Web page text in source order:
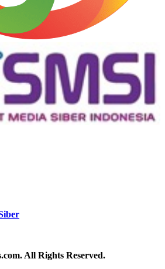
All Rights Reserved.